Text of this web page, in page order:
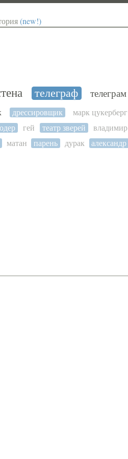
(new!)
телеграф телеграм
дрессировщик
марк цукерберг
гей театр зверей
владимир
матан парень дурак александр